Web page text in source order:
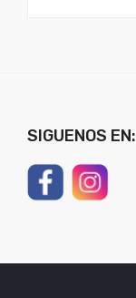
SIGUENOS EN: